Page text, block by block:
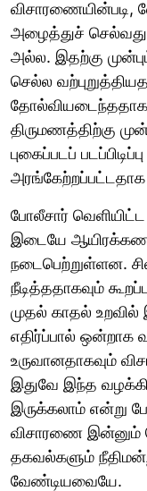
அழைத்துச் செல்வது
அல்ல. இதற்கு
செல்ல
திருமணத்திற்கு
புகைப்படப்
போலீசார்
இடையே
நடைபெற்றுள்ளன.
நீடித்ததாகவும்
முதல் காதல் உறவில்
எதிர்ப்பால் ஒன்றாக
உருவானதாகவும்
இதுவே இந்த
இருக்கலாம் என்று
விசாரணை
தகவல்களும்
வேண்டியவையே.